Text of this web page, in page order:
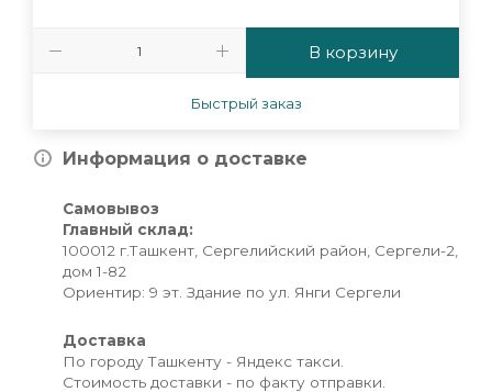
В корзину
Быстрый заказ
Информация о доставке
Самовывоз
Главный склад:
100012 г.Ташкент, Сергелийский район, Сергели-2,
дом 1-82
Ориентир: 9 эт. Здание по ул. Янги Сергели
Доставка
По городу Ташкенту - Яндекс такси.
Стоимость доставки - по факту отправки.